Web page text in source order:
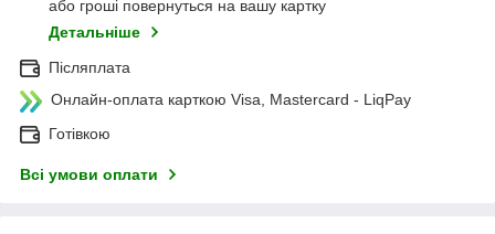
або гроші повернуться на вашу картку
Детальніше
Післяплата
Онлайн-оплата карткою Visa, Mastercard - LiqPay
Готівкою
Всі умови оплати